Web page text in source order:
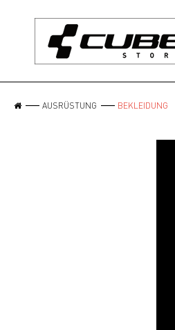
AUSRÜSTUNG BEKLEIDUNG